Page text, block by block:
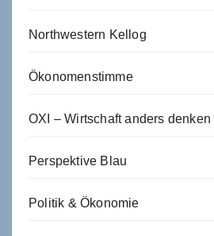
Northwestern Kellog
Ökonomenstimme
OXI – Wirtschaft anders denken
Perspektive Blau
Politik & Ökonomie